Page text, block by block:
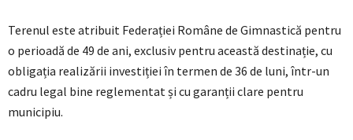
Terenul este atribuit Federației Române de Gimnastică pentru
o perioadă de 49 de ani, exclusiv pentru această destinație, cu
obligația realizării investiției în termen de 36 de luni, într-un
cadru legal bine reglementat și cu garanții clare pentru
municipiu.